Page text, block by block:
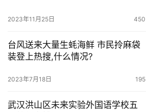
2023年11月25日 450
台风送来大量生蚝海鲜 市民拎麻袋
装登上热搜,什么情况?
2023年7月18日 195
武汉洪山区未来实验外国语学校五